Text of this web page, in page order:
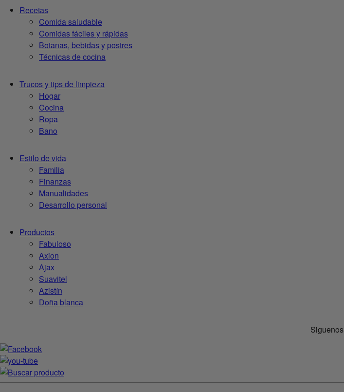
Recetas
Comida saludable
Comidas fáciles y rápidas
Botanas, bebidas y postres
Técnicas de cocina
Trucos y tips de limpieza
Hogar
Cocina
Ropa
Bano
Estilo de vida
Familia
Finanzas
Manualidades
Desarrollo personal
Productos
Fabuloso
Axion
Ajax
Suavitel
Azistín
Doña blanca
Siguenos